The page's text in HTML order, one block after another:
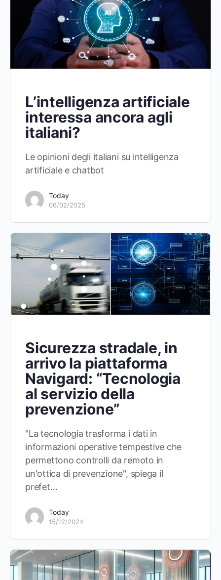
L’intelligenza artificiale
interessa ancora agli
italiani?
Le opinioni degli italiani su intelligenza
artificiale e chatbot
Today
06/02/2025
Sicurezza stradale, in
arrivo la piattaforma
Navigard: “Tecnologia
al servizio della
prevenzione”
"La tecnologia trasforma i dati in
informazioni operative tempestive che
permettono controlli da remoto in
un'ottica di prevenzione", spiega il
prefet…
Today
15/12/2024